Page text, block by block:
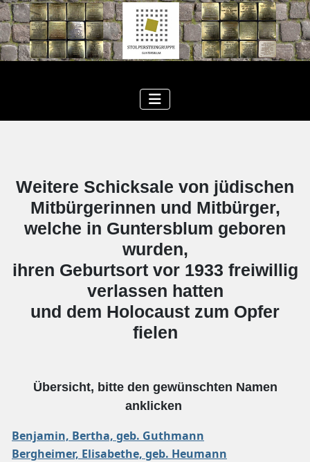
Weitere Schicksale von jüdischen
Mitbürgerinnen und Mitbürger,
welche in Guntersblum geboren
wurden,
ihren Geburtsort vor 1933 freiwillig
verlassen hatten
und dem Holocaust zum Opfer
fielen
Übersicht, bitte den gewünschten Namen
anklicken
Benjamin, Bertha, geb. Guthmann
Bergheimer, Elisabethe, geb. Heumann